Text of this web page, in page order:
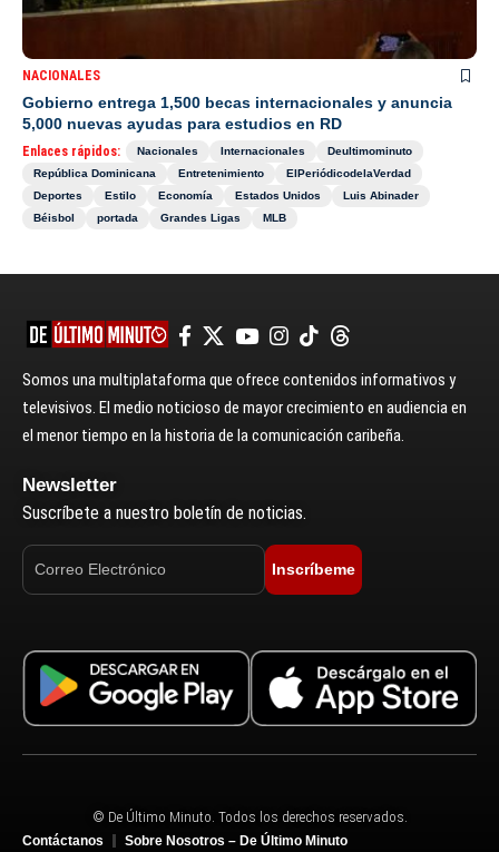
NACIONALES
Gobierno entrega 1,500 becas internacionales y anuncia
5,000 nuevas ayudas para estudios en RD
Enlaces rápidos: Nacionales Internacionales
Deultimominuto
República Dominicana
Entretenimiento
ElPeriódicodelaVerdad
Deportes
Estilo Economía Estados Unidos
Luis Abinader
Béisbol
portada Grandes Ligas MLB
Somos una multiplataforma que ofrece contenidos informativos y
televisivos. El medio noticioso de mayor crecimiento en audiencia en
el menor tiempo en la historia de la comunicación caribeña.
Newsletter
Suscríbete a nuestro boletín de noticias.
Inscríbeme
© De Último Minuto. Todos los derechos reservados.
Contáctanos
Sobre Nosotros – De Último Minuto